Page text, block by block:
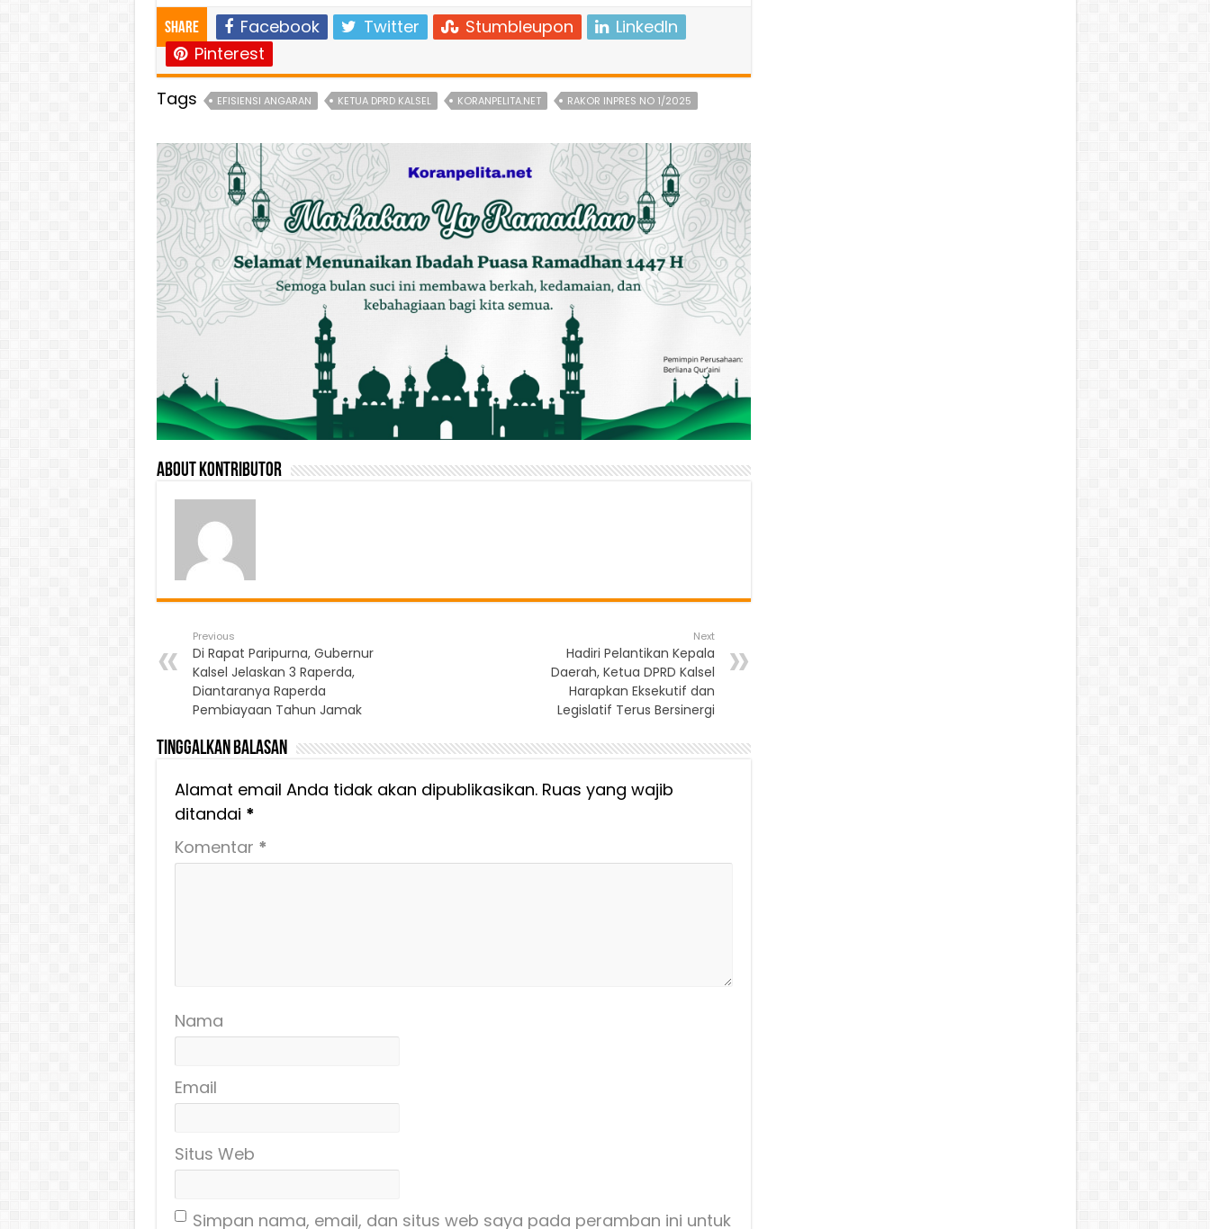
Share Facebook Twitter Stumbleupon
LinkedIn
Pinterest
Tags
EFISIENSI ANGARAN KETUA DPRD KALSEL KORANPELITA.NET RAKOR INPRES NO 1/2025
About Kontributor
Previous
Di Rapat Paripurna, Gubernur
Kalsel Jelaskan 3 Raperda,
Diantaranya Raperda
Pembiayaan Tahun Jamak
Next
Hadiri Pelantikan Kepala
Daerah, Ketua DPRD Kalsel
Harapkan Eksekutif dan
Legislatif Terus Bersinergi
Tinggalkan Balasan
Alamat email Anda tidak akan dipublikasikan. Ruas yang wajib
ditandai *
Komentar *
Nama
Email
Situs Web
Simpan nama, email, dan situs web saya pada peramban ini untuk